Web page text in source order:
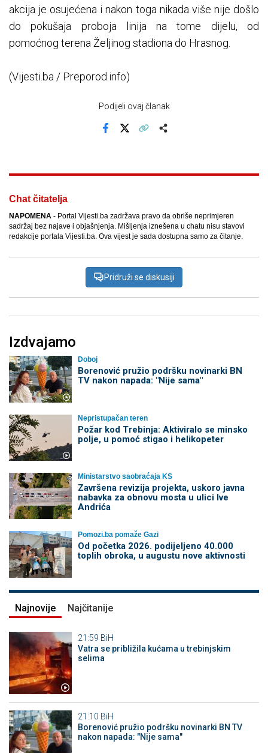
akcija je osujećena i nakon toga nikada više nije došlo
do pokušaja proboja linija na tome dijelu, od
pomoćnog terena Željinog stadiona do Hrasnog.
(Vijesti.ba / Preporod.info)
Podijeli ovaj članak
Chat čitatelja
NAPOMENA - Portal Vijesti.ba zadržava pravo da obriše neprimjeren
sadržaj bez najave i objašnjenja. Mišljenja iznešena u chatu nisu stavovi
redakcije portala Vijesti.ba. Ova vijest je sada dostupna samo za čitanje.
Pridruži se diskusiji
Izdvajamo
Doboj
Borenović pružio podršku novinarki BN
TV nakon napada: "Nije sama"
Nepristupačan teren
Požar kod Trebinja: Aktiviralo se minsko
polje, u pomoć stigao i helikopeter
Ministarstvo saobraćaja KS
Završena revizija projekta, uskoro javna
nabavka za obnovu mosta u ulici Ive
Andrića
Pomozi.ba pomaže Gazi
Od početka 2026. podijeljeno 40.000
toplih obroka, u augustu nove aktivnosti
Najnovije Najčitanije
21:59 BiH
Vatra se približila kućama u trebinjskim
selima
21:10 BiH
Borenović pružio podršku novinarki BN TV
nakon napada: "Nije sama"